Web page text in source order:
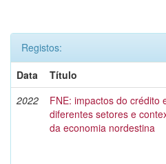
Registos:
Data
Título
2022
FNE: impactos do crédito
diferentes setores e
da economia nordestina